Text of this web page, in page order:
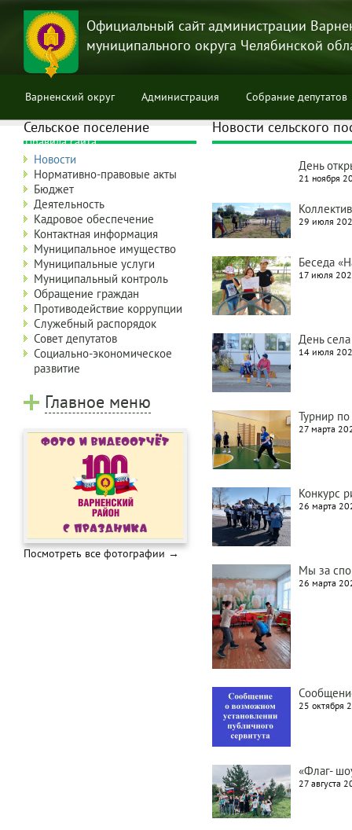
Перейти
основному
содержанию
Официальный сайт администрации
муниципального округа Челябинской
Варненский округ Администрация Собрание депутатов
Правила сайта
Новости сельского
День
21 ноября
29 июля
Беседа
17 июля
День
14 июля
Турнир
27 марта
Конкурс
26 марта
Мы за
26 марта
25 октября
«Флаг-
27 августа
Сельское поселение
Новости
Нормативно-правовые акты
Бюджет
Деятельность
Кадровое обеспечение
Контактная информация
Муниципальное имущество
Муниципальные услуги
Муниципальный контроль
Обращение граждан
Противодействие коррупции
Служебный распорядок
Совет депутатов
Социально-экономическое
развитие
Главное меню
Посмотреть все фотографии →